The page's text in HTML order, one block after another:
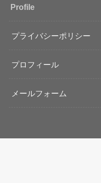
Profile
プライバシーポリシー
プロフィール
メールフォーム